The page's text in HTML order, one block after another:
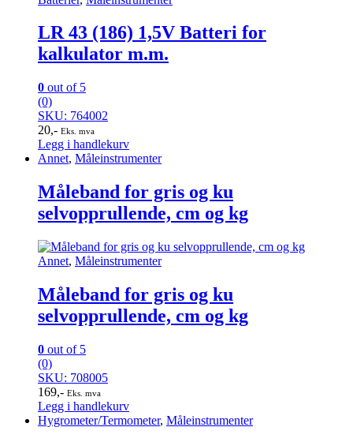
LR 43 (186) 1,5V Batteri for
kalkulator m.m.
0 out of 5
(0)
SKU: 764002
20,- Eks. mva
Legg i handlekurv
Annet, Måleinstrumenter
Måleband for gris og ku
selvopprullende, cm og kg
Annet, Måleinstrumenter
Måleband for gris og ku
selvopprullende, cm og kg
0 out of 5
(0)
SKU: 708005
169,- Eks. mva
Legg i handlekurv
Hygrometer/Termometer, Måleinstrumenter